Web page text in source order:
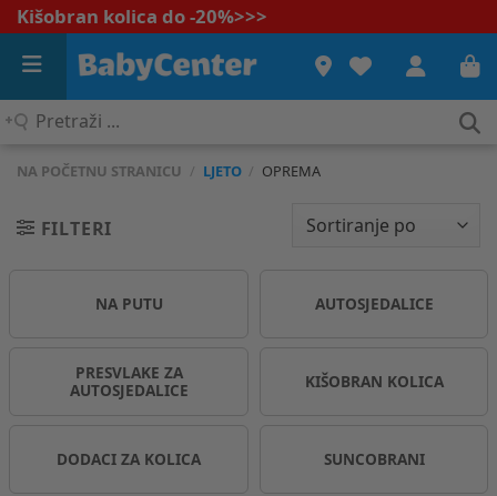
Kišobran kolica do -20%>>>
Pretraži
NA POČETNU STRANICU / LJETO / OPREMA
FILTERI
NA PUTU AUTOSJEDALICE
PRESVLAKE ZA
AUTOSJEDALICE
KIŠOBRAN KOLICA
DODACI ZA KOLICA SUNCOBRANI